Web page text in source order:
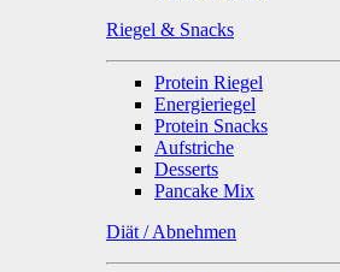
Riegel & Snacks
Protein Riegel
Energieriegel
Protein Snacks
Aufstriche
Desserts
Pancake Mix
Diät / Abnehmen